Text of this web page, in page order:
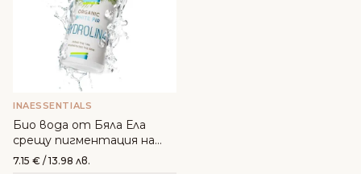
INAESSENTIALS
Био вода от Бяла Ела
срещу пигментация на
кожата - INAESSENTIALS
7.15 € / 13.98 лв.